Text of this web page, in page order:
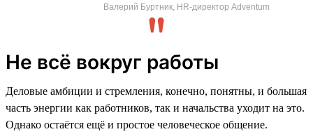
Валерий Буртник, HR-директор Adventum
Не всё вокруг работы
Деловые амбиции и стремления, конечно, понятны, и большая
часть энергии как работников, так и начальства уходит на это.
Однако остаётся ещё и простое человеческое общение.